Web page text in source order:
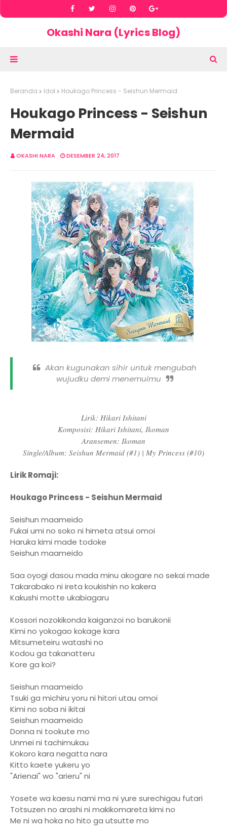
Okashi Nara (Lyrics Blog)
Beranda Idol Houkago Princess - Seishun Mermaid
Houkago Princess - Seishun
Mermaid
OKASHI NARA DESEMBER 24, 2017
Akan kugunakan sihir untuk mengubah
wujudku demi menemuimu
Lirik: Hikari Ishitani
Komposisi: Hikari Ishitani, Ikoman
Aransemen: Ikoman
Single/Album: Seishun Mermaid (#1) | My Princess (#10)
Lirik Romaji:
Houkago Princess - Seishun Mermaid
Seishun maameido
Fukai umi no soko ni himeta atsui omoi
Haruka kimi made todoke
Seishun maameido
Saa oyogi dasou mada minu akogare no sekai made
Takarabako ni ireta koukishin no kakera
Kakushi motte ukabiagaru
Kossori nozokikonda kaiganzoi no barukonii
Kimi no yokogao kokage kara
Mitsumeteiru watashi no
Kodou ga takanatteru
Kore ga koi?
Seishun maameido
Tsuki ga michiru yoru ni hitori utau omoi
Kimi no soba ni ikitai
Seishun maameido
Donna ni tookute mo
Unmei ni tachimukau
Kokoro kara negatta nara
Kitto kaete yukeru yo
"Arienai" wo "arieru" ni
Yosete wa kaesu nami ma ni yure surechigau futari
Totsuzen no arashi ni makikomareta kimi no
Me ni wa hoka no hito ga utsutte mo